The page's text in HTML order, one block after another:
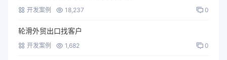
开发案例 18,237 0
轮滑外贸出口找客户
开发案例 1,682 0